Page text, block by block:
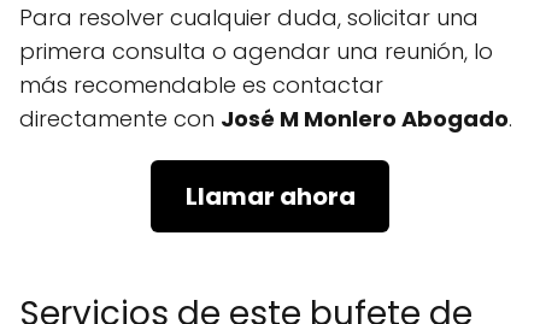
Para resolver cualquier duda, solicitar una
primera consulta o agendar una reunión, lo
más recomendable es contactar
directamente con José M Monlero Abogado.
Llamar ahora
Servicios de este bufete de